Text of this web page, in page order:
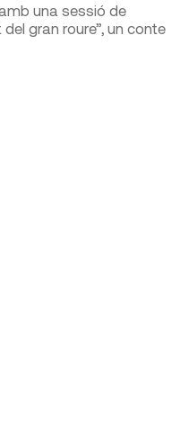
una sessió de
gran roure”, un conte